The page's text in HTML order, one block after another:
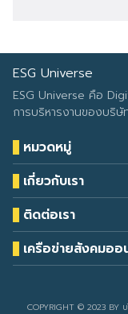
ESG Universe
ESG Universe คือ
การบริหารงานของบริ
หมวดหมู่
Health & Wellness
Eco Icon
ESG Data
Climate Change
ESG Report
เกี่ยวกับเรา
Our Services
About Us
Contact Us
ติดต่อเรา
โทรศัพท์: 090-549-
เครือข่ายสังคมออ
COPYRIGHT © 2023 BY
Developed by